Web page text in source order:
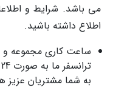
می باشد. شرایط و
اطلاع داشته باشید.
ساعت کاری مجموعه و
به شما مشتریان عزیز